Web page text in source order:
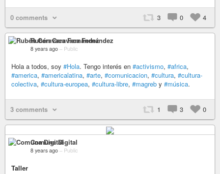
0 comments 3 0 4
Rubén Caravaca Fernández
8 years ago – Public
Hola a todos, soy #Hola. Tengo interés en #activismo, #africa,
#america, #americalatina, #arte, #comunicacion, #cultura, #cultura-
colectiva, #cultura-europea, #cultura-libre, #magreb y #música.
3 comments 1 3 0
Comuna Digital
8 years ago – Public
Taller